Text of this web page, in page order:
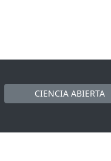
CIENCIA ABIERTA